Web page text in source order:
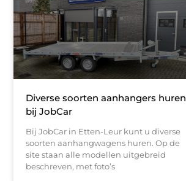
Diverse soorten aanhangers huren
bij JobCar
Bij JobCar in Etten-Leur kunt u diverse
soorten aanhangwagens huren. Op de
site staan alle modellen uitgebreid
beschreven, met foto’s